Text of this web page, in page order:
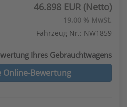
46.898 EUR (Netto)
19,00 % MwSt.
Fahrzeug Nr.: NW1859
Ihres Gebrauchtwagens
Online-Bewertung